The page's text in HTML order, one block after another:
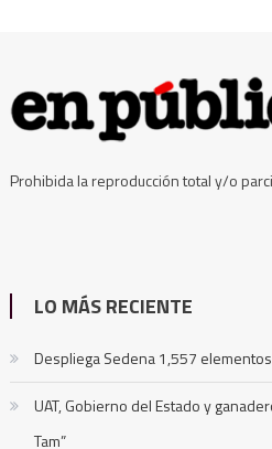
Prohibida la reproducción total y/o
LO MÁS RECIENTE
Despliega Sedena 1,557
UAT, Gobierno del Estado y
Tam”